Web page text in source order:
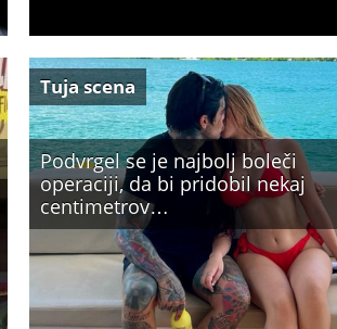
Podvrgel se je najbolj boleči
operaciji, da bi pridobil nekaj
centimetrov…
Tuja scena